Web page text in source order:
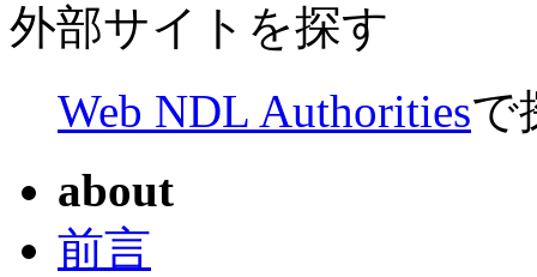
外部サイトを探す
Web NDL Authoritiesで
about
前言